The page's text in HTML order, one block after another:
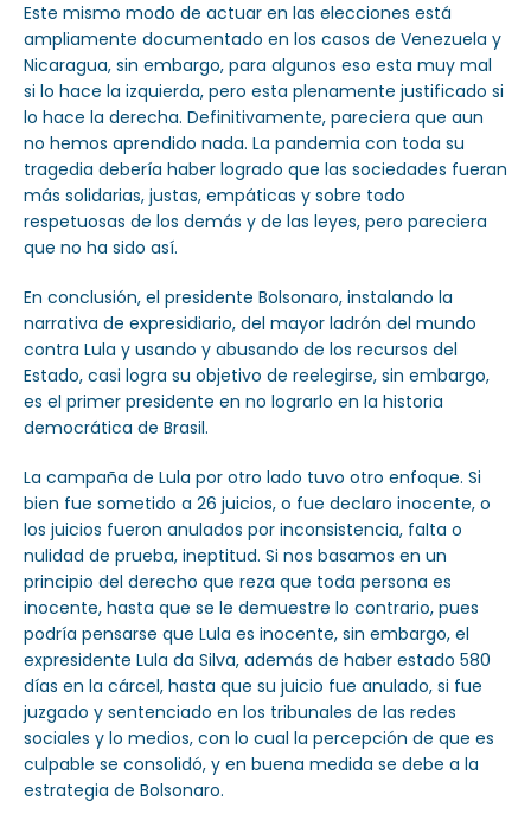
Este mismo modo de actuar en las elecciones está
ampliamente documentado en los casos de Venezuela y
Nicaragua, sin embargo, para algunos eso esta muy mal
si lo hace la izquierda, pero esta plenamente justificado si
lo hace la derecha. Definitivamente, pareciera que aun
no hemos aprendido nada. La pandemia con toda su
tragedia debería haber logrado que las sociedades fueran
más solidarias, justas, empáticas y sobre todo
respetuosas de los demás y de las leyes, pero pareciera
que no ha sido así.
En conclusión, el presidente Bolsonaro, instalando la
narrativa de expresidiario, del mayor ladrón del mundo
contra Lula y usando y abusando de los recursos del
Estado, casi logra su objetivo de reelegirse, sin embargo,
es el primer presidente en no lograrlo en la historia
democrática de Brasil.
La campaña de Lula por otro lado tuvo otro enfoque. Si
bien fue sometido a 26 juicios, o fue declaro inocente, o
los juicios fueron anulados por inconsistencia, falta o
nulidad de prueba, ineptitud. Si nos basamos en un
principio del derecho que reza que toda persona es
inocente, hasta que se le demuestre lo contrario, pues
podría pensarse que Lula es inocente, sin embargo, el
expresidente Lula da Silva, además de haber estado 580
días en la cárcel, hasta que su juicio fue anulado, si fue
juzgado y sentenciado en los tribunales de las redes
sociales y lo medios, con lo cual la percepción de que es
culpable se consolidó, y en buena medida se debe a la
estrategia de Bolsonaro.